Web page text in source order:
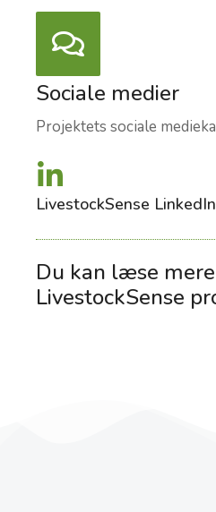
Sociale medier
Projektets sociale
LivestockSense LinkedIn
Du kan læse
LivestockSense